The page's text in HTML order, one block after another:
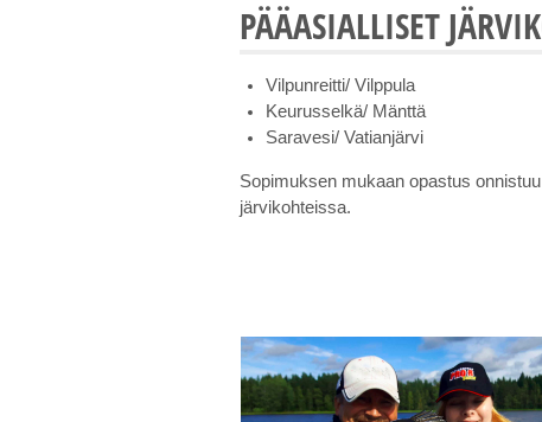
PÄÄASIALLISET
Vilpunreitti/ Vilppula
Keurusselkä/ Mänttä
Saravesi/ Vatianjärvi
Sopimuksen mukaan opastus
järvikohteissa.